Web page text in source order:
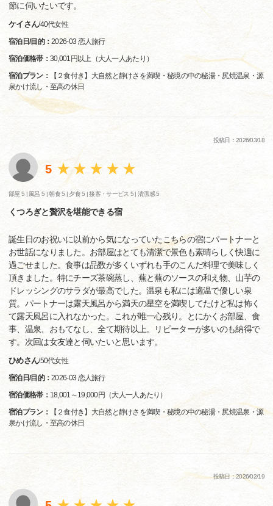
節に伺いたいです。
ケイさん/40代女性
宿泊日/目的：2026-03 恋人旅行
宿泊価格帯： 30,001円以上（大人一人あたり）
宿泊プラン：
【２食付き】大自然と静けさを満喫・秘境の中の秘湯・尻焼温泉・源
泉かけ流し・至高の休日
投稿日：2026/03/18
5
部屋 5 | 風呂 5 |朝食 5 | 夕食 5 |接客・サービス 5 |清潔感 5
くつろぎと贅沢を堪能できる宿
誕生日のお祝いに以前から気になっていたこちらの宿にパートナーと
お世話になりました。お部屋はとても清潔で景色も素晴らしく快適に
過ごせました。食事は品数が多くいずれも手のこんだ料理で美味しく
頂きました。特にチーズ茶碗蒸し、蕪と蕪のソースの和え物、山芋の
ドレッシングのサラダが最高でした。温泉も私には適温で優しい泉
質。パートナーは露天風呂から満天の星空を満喫してたけど私は怖く
て露天風呂に入れなかった。これが唯一心残り。とにかくお部屋、食
事、温泉、おもてなし、全て期待以上。リピーターが多いのも納得で
す。次回は女友達と伺いたいと思います。
ひめさん/50代女性
宿泊日/目的：2026-03 恋人旅行
宿泊価格帯： 18,001～19,000円（大人一人あたり）
宿泊プラン：
【２食付き】大自然と静けさを満喫・秘境の中の秘湯・尻焼温泉・源
泉かけ流し・至高の休日
投稿日：2026/02/19